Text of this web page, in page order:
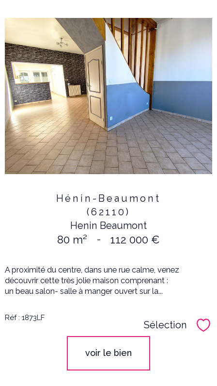
Hénin-Beaumont
(62110)
Henin Beaumont
80 m² - 112 000 €
A proximité du centre, dans une rue calme, venez
découvrir cette très jolie maison comprenant :
un beau salon- salle à manger ouvert sur la...
Réf : 1873LF
Sélection
voir le bien